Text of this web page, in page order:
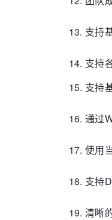
支持
支持
支持
通过
使用
支持
清晰